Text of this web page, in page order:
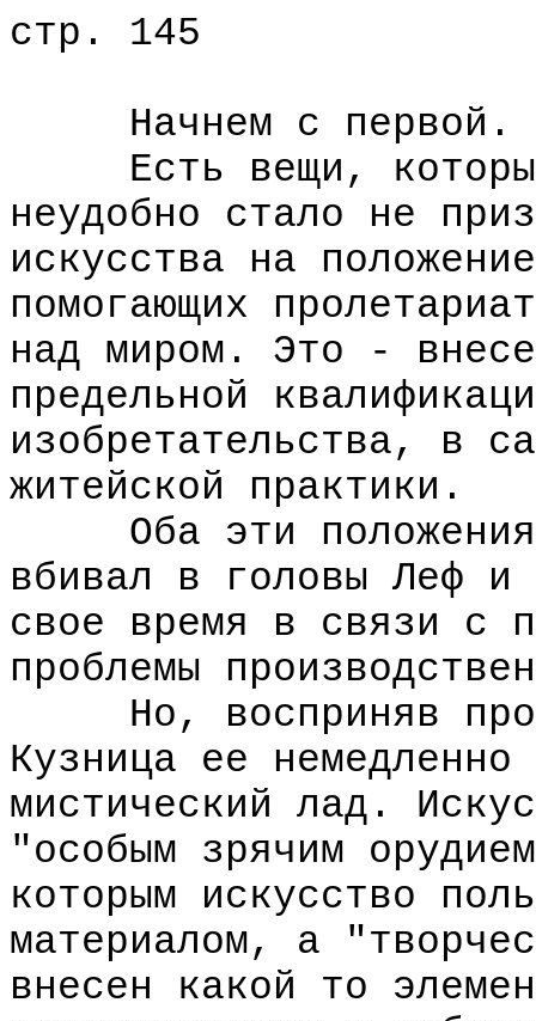
стр. 145
Начнем с первой.
Есть вещи,
неудобно стало не
искусства на
помогающих
над миром. Это -
предельной
изобретательства, в
житейской практики.
Оба эти положения
вбивал в головы Леф
свое время в связи с
проблемы
Но, восприняв
Кузница ее
мистический лад.
"особым зрячим
которым искусство
материалом, а
внесен какой то